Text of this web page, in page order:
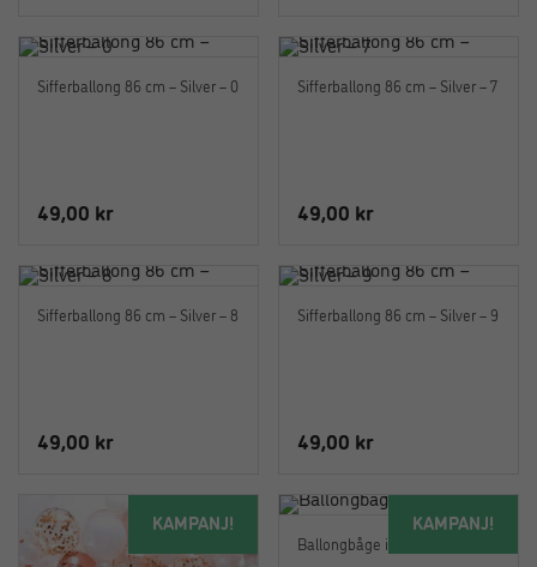
Sifferballong 86 cm – Silver – 0
49,00 kr
Sifferballong 86 cm – Silver – 7
49,00 kr
Sifferballong 86 cm – Silver – 8
49,00 kr
Sifferballong 86 cm – Silver – 9
49,00 kr
KAMPANJ! KAMPANJ!
Ballongbåge i pastell